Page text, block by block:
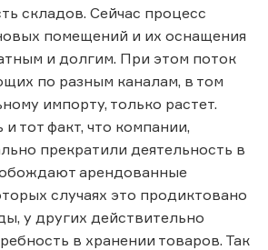
складов. Сейчас процесс
помещений и их оснащения
и долгим. При этом поток
по разным каналам, в том
импорту, только растет.
тот факт, что компании,
прекратили деятельность в
арендованные
случаях это продиктовано
у других действительно
в хранении товаров. Так